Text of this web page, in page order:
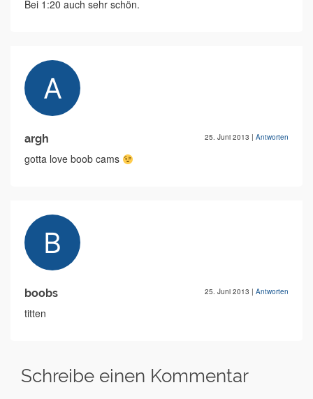
Bei 1:20 auch sehr schön.
argh 25. Juni 2013 | Antworten
gotta love boob cams
boobs 25. Juni 2013 | Antworten
titten
Schreibe einen Kommentar